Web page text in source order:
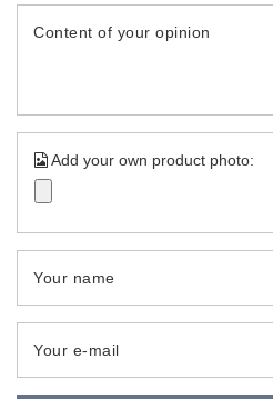
Content of your opinion
Add your own product photo:
Your name
Your e-mail